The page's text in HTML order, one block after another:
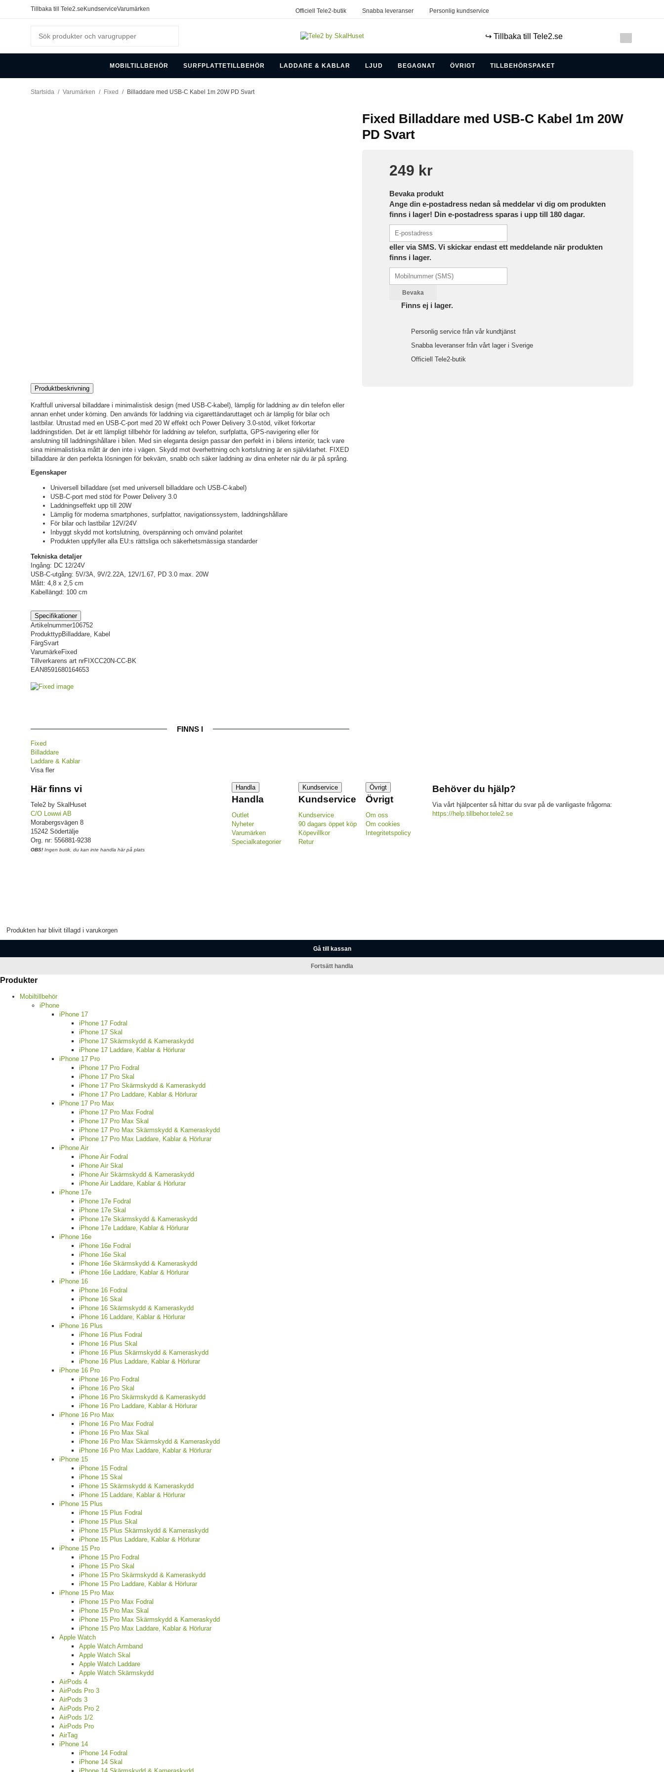
Tillbaka till Tele2.se KundserviceVarumärken Officiell Tele2-butik Snabba leveranser Personlig kundservice
↪️ Tillbaka till Tele2.se
MOBILTILLBEHÖR SURFPLATTETILLBEHÖR LADDARE & KABLAR LJUD BEGAGNAT ÖVRIGT TILLBEHÖRSPAKET
Startsida / Varumärken / Fixed / Billaddare med USB-C Kabel 1m 20W PD Svart
Fixed Billaddare med USB-C Kabel 1m 20W
PD Svart
249 kr
Bevaka produkt
Ange din e-postadress nedan så meddelar vi dig om produkten
finns i lager! Din e-postadress sparas i upp till 180 dagar.
eller via SMS. Vi skickar endast ett meddelande när produkten
finns i lager.
Bevaka
Finns ej i lager.
Personlig service från vår kundtjänst
Snabba leveranser från vårt lager i Sverige
Officiell Tele2-butik
Produktbeskrivning
Kraftfull universal billaddare i minimalistisk design (med USB-C-kabel), lämplig för laddning av din telefon eller
annan enhet under körning. Den används för laddning via cigarettändaruttaget och är lämplig för bilar och
lastbilar. Utrustad med en USB-C-port med 20 W effekt och Power Delivery 3.0-stöd, vilket förkortar
laddningstiden. Det är ett lämpligt tillbehör för laddning av telefon, surfplatta, GPS-navigering eller för
anslutning till laddningshållare i bilen. Med sin eleganta design passar den perfekt in i bilens interiör, tack vare
sina minimalistiska mått är den inte i vägen. Skydd mot överhettning och kortslutning är en självklarhet. FIXED
billaddare är den perfekta lösningen för bekväm, snabb och säker laddning av dina enheter när du är på språng.
Egenskaper
Universell billaddare (set med universell billaddare och USB-C-kabel)
USB-C-port med stöd för Power Delivery 3.0
Laddningseffekt upp till 20W
Lämplig för moderna smartphones, surfplattor, navigationssystem, laddningshållare
För bilar och lastbilar 12V/24V
Inbyggt skydd mot kortslutning, överspänning och omvänd polaritet
Produkten uppfyller alla EU:s rättsliga och säkerhetsmässiga standarder
Tekniska detaljer
Ingång: DC 12/24V
USB-C-utgång: 5V/3A, 9V/2.22A, 12V/1.67, PD 3.0 max. 20W
Mått: 4,8 x 2,5 cm
Kabellängd: 100 cm
Specifikationer
Artikelnummer106752
ProdukttypBilladdare, Kabel
FärgSvart
VarumärkeFixed
Tillverkarens art nrFIXCC20N-CC-BK
EAN8591680164653
FINNS I
Fixed
Billaddare
Laddare & Kablar
Visa fler
Här finns vi
Tele2 by SkalHuset
C/O Lowwi AB
Morabergsvägen 8
15242 Södertälje
Org. nr: 556881-9238
OBS! Ingen butik, du kan inte handla här på plats
Handla
Handla
Outlet
Nyheter
Varumärken
Specialkategorier
Kundservice
Kundservice
Kundservice
90 dagars öppet köp
Köpevillkor
Retur
Övrigt
Övrigt
Om oss
Om cookies
Integritetspolicy
Behöver du hjälp?
Via vårt hjälpcenter så hittar du svar på de vanligaste frågorna:
https://help.tillbehor.tele2.se
Produkten har blivit tillagd i varukorgen
Gå till kassan
Fortsätt handla
Produkter
Mobiltillbehör
iPhone
iPhone 17
iPhone 17 Fodral
iPhone 17 Skal
iPhone 17 Skärmskydd & Kameraskydd
iPhone 17 Laddare, Kablar & Hörlurar
iPhone 17 Pro
iPhone 17 Pro Fodral
iPhone 17 Pro Skal
iPhone 17 Pro Skärmskydd & Kameraskydd
iPhone 17 Pro Laddare, Kablar & Hörlurar
iPhone 17 Pro Max
iPhone 17 Pro Max Fodral
iPhone 17 Pro Max Skal
iPhone 17 Pro Max Skärmskydd & Kameraskydd
iPhone 17 Pro Max Laddare, Kablar & Hörlurar
iPhone Air
iPhone Air Fodral
iPhone Air Skal
iPhone Air Skärmskydd & Kameraskydd
iPhone Air Laddare, Kablar & Hörlurar
iPhone 17e
iPhone 17e Fodral
iPhone 17e Skal
iPhone 17e Skärmskydd & Kameraskydd
iPhone 17e Laddare, Kablar & Hörlurar
iPhone 16e
iPhone 16e Fodral
iPhone 16e Skal
iPhone 16e Skärmskydd & Kameraskydd
iPhone 16e Laddare, Kablar & Hörlurar
iPhone 16
iPhone 16 Fodral
iPhone 16 Skal
iPhone 16 Skärmskydd & Kameraskydd
iPhone 16 Laddare, Kablar & Hörlurar
iPhone 16 Plus
iPhone 16 Plus Fodral
iPhone 16 Plus Skal
iPhone 16 Plus Skärmskydd & Kameraskydd
iPhone 16 Plus Laddare, Kablar & Hörlurar
iPhone 16 Pro
iPhone 16 Pro Fodral
iPhone 16 Pro Skal
iPhone 16 Pro Skärmskydd & Kameraskydd
iPhone 16 Pro Laddare, Kablar & Hörlurar
iPhone 16 Pro Max
iPhone 16 Pro Max Fodral
iPhone 16 Pro Max Skal
iPhone 16 Pro Max Skärmskydd & Kameraskydd
iPhone 16 Pro Max Laddare, Kablar & Hörlurar
iPhone 15
iPhone 15 Fodral
iPhone 15 Skal
iPhone 15 Skärmskydd & Kameraskydd
iPhone 15 Laddare, Kablar & Hörlurar
iPhone 15 Plus
iPhone 15 Plus Fodral
iPhone 15 Plus Skal
iPhone 15 Plus Skärmskydd & Kameraskydd
iPhone 15 Plus Laddare, Kablar & Hörlurar
iPhone 15 Pro
iPhone 15 Pro Fodral
iPhone 15 Pro Skal
iPhone 15 Pro Skärmskydd & Kameraskydd
iPhone 15 Pro Laddare, Kablar & Hörlurar
iPhone 15 Pro Max
iPhone 15 Pro Max Fodral
iPhone 15 Pro Max Skal
iPhone 15 Pro Max Skärmskydd & Kameraskydd
iPhone 15 Pro Max Laddare, Kablar & Hörlurar
Apple Watch
Apple Watch Armband
Apple Watch Skal
Apple Watch Laddare
Apple Watch Skärmskydd
AirPods 4
AirPods Pro 3
AirPods 3
AirPods Pro 2
AirPods 1/2
AirPods Pro
AirTag
iPhone 14
iPhone 14 Fodral
iPhone 14 Skal